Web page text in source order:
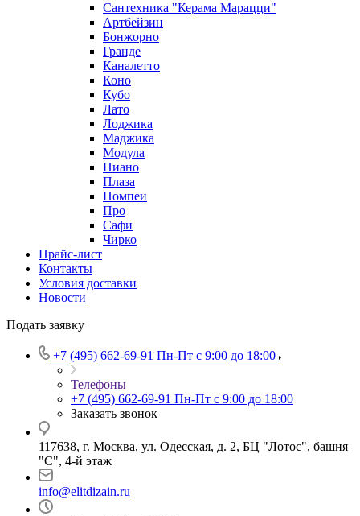
Сантехника "Керама Марацци"
Артбейзин
Бонжорно
Гранде
Каналетто
Коно
Кубо
Лато
Лоджика
Маджика
Модула
Пиано
Плаза
Помпеи
Про
Сафи
Чирко
Прайс-лист
Контакты
Условия доставки
Новости
Подать заявку
+7 (495) 662-69-91 Пн-Пт c 9:00 до 18:00
Телефоны
+7 (495) 662-69-91 Пн-Пт c 9:00 до 18:00
Заказать звонок
117638, г. Москва, ул. Одесская, д. 2, БЦ "Лотос", башня
"С", 4-й этаж
info@elitdizain.ru